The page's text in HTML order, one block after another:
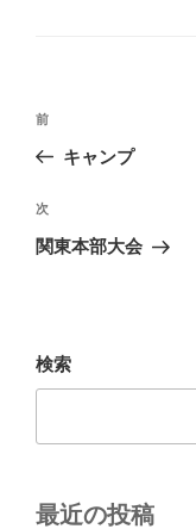
投
ビ
ゲ
ン
前
の
稿
前
キャンプ
次
の
次
関東本部大会
検索
最近の投稿